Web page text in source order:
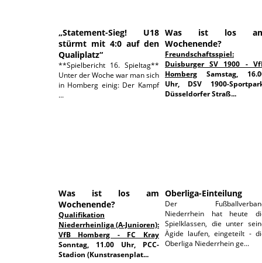
„Statement-Sieg! U18
stürmt mit 4:0 auf den
Qualiplatz“
**Spielbericht 16. Spieltag**
Unter der Woche war man sich
in Homberg einig: Der Kampf
...
Was ist los
Wochenende?
Freundschaftsspiel:
Duisburger SV 1900 -
Homberg Samstag,
Uhr, DSV 1900-
Düsseldorfer Straß...
Was ist los am
Wochenende?
Qualifikation
Niederrheinliga (A-Junioren):
VfB Homberg - FC Kray
Sonntag, 11.00 Uhr, PCC-
Stadion (Kunstrasenplat...
Oberliga-Einteilung
Der
Niederrhein hat heute
Spielklassen, die unter
Ägide laufen, eingeteilt -
Oberliga Niederrhein ge...